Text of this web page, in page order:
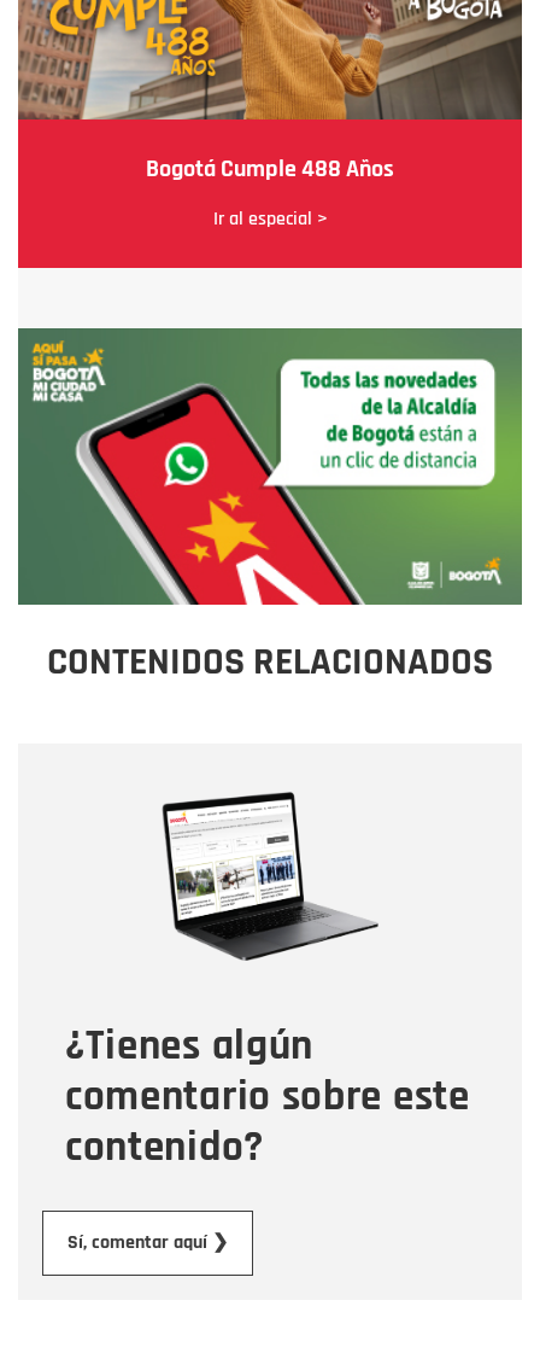
Bogotá Cumple 488 Años
Ir al especial >
CONTENIDOS RELACIONADOS
¿Tienes algún
comentario sobre este
contenido?
Sí, comentar aquí ❯
Correo electrónico
Tipo de comentario
Mensaje